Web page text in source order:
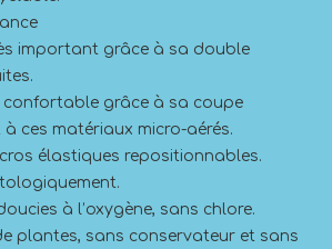
important grâce à sa double
confortable grâce à sa coupe
ces matériaux micro-aérés.
élastiques repositionnables.
à l’oxygène, sans chlore.
plantes, sans conservateur et sans